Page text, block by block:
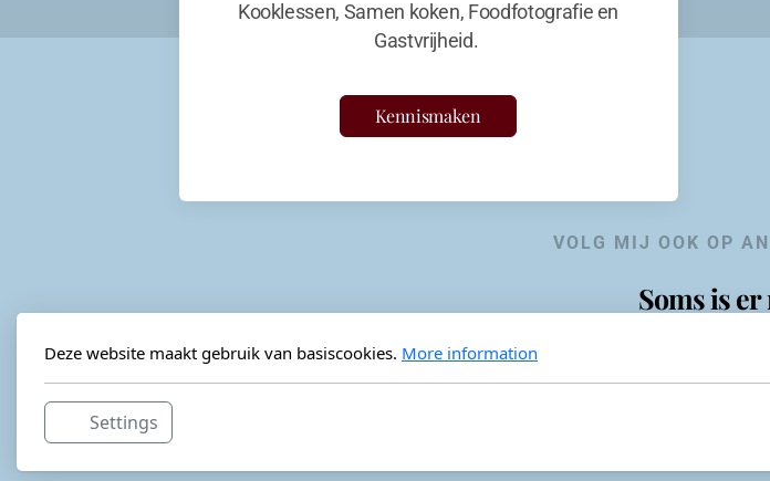
Kooklessen, Samen koken, Foodfotografie en
Gastvrijheid.
Kennismaken
VOLG MIJ OOK OP
Soms is er
Deze website maakt gebruik van basiscookies. More information
Settings